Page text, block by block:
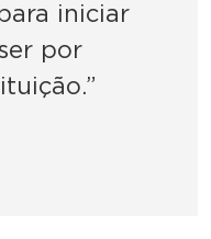
iniciar
por